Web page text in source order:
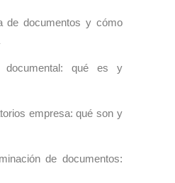
de documentos y cómo
documental: qué es y
empresa: qué son y
de documentos: